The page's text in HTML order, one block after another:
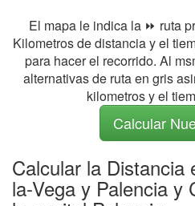
El mapa le indica la ⏩ ruta
Kilometros de distancia y el
para hacer el recorrido. Al
alternativas de ruta en gris
kilometros y el
Calcular
Calcular la Distancia
la-Vega y Palencia y